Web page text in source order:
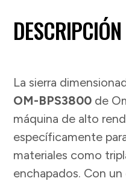
La sierra
OM-BPS3800 de
máquina de alto
específicamente
materiales como
enchapados. Con